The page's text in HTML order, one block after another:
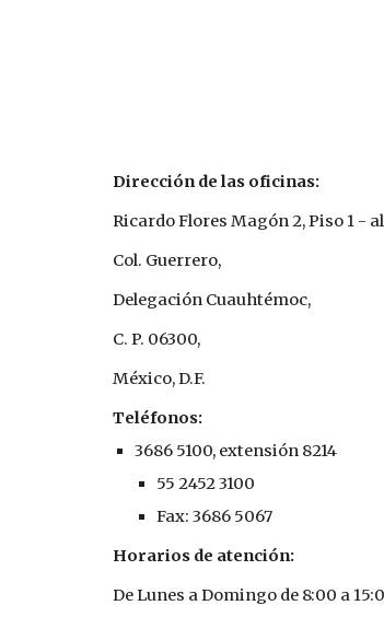
Dirección de las oficinas:
Ricardo Flores Magón 2, Piso 1 -
Col. Guerrero,
Delegación Cuauhtémoc,
C. P. 06300,
México, D.F.
Teléfonos:
3686 5100, extensión 8214
55 2452 3100
Fax: 3686 5067
Horarios de atención:
De Lunes a Domingo de 8:00 a